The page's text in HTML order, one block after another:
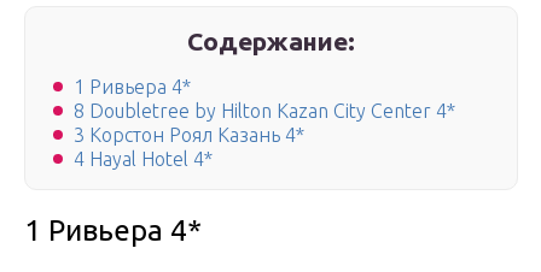
Содержание:
1 Ривьера 4*
8 Doubletree by Hilton Kazan City Center 4*
3 Корстон Роял Казань 4*
4 Hayal Hotel 4*
1 Ривьера 4*